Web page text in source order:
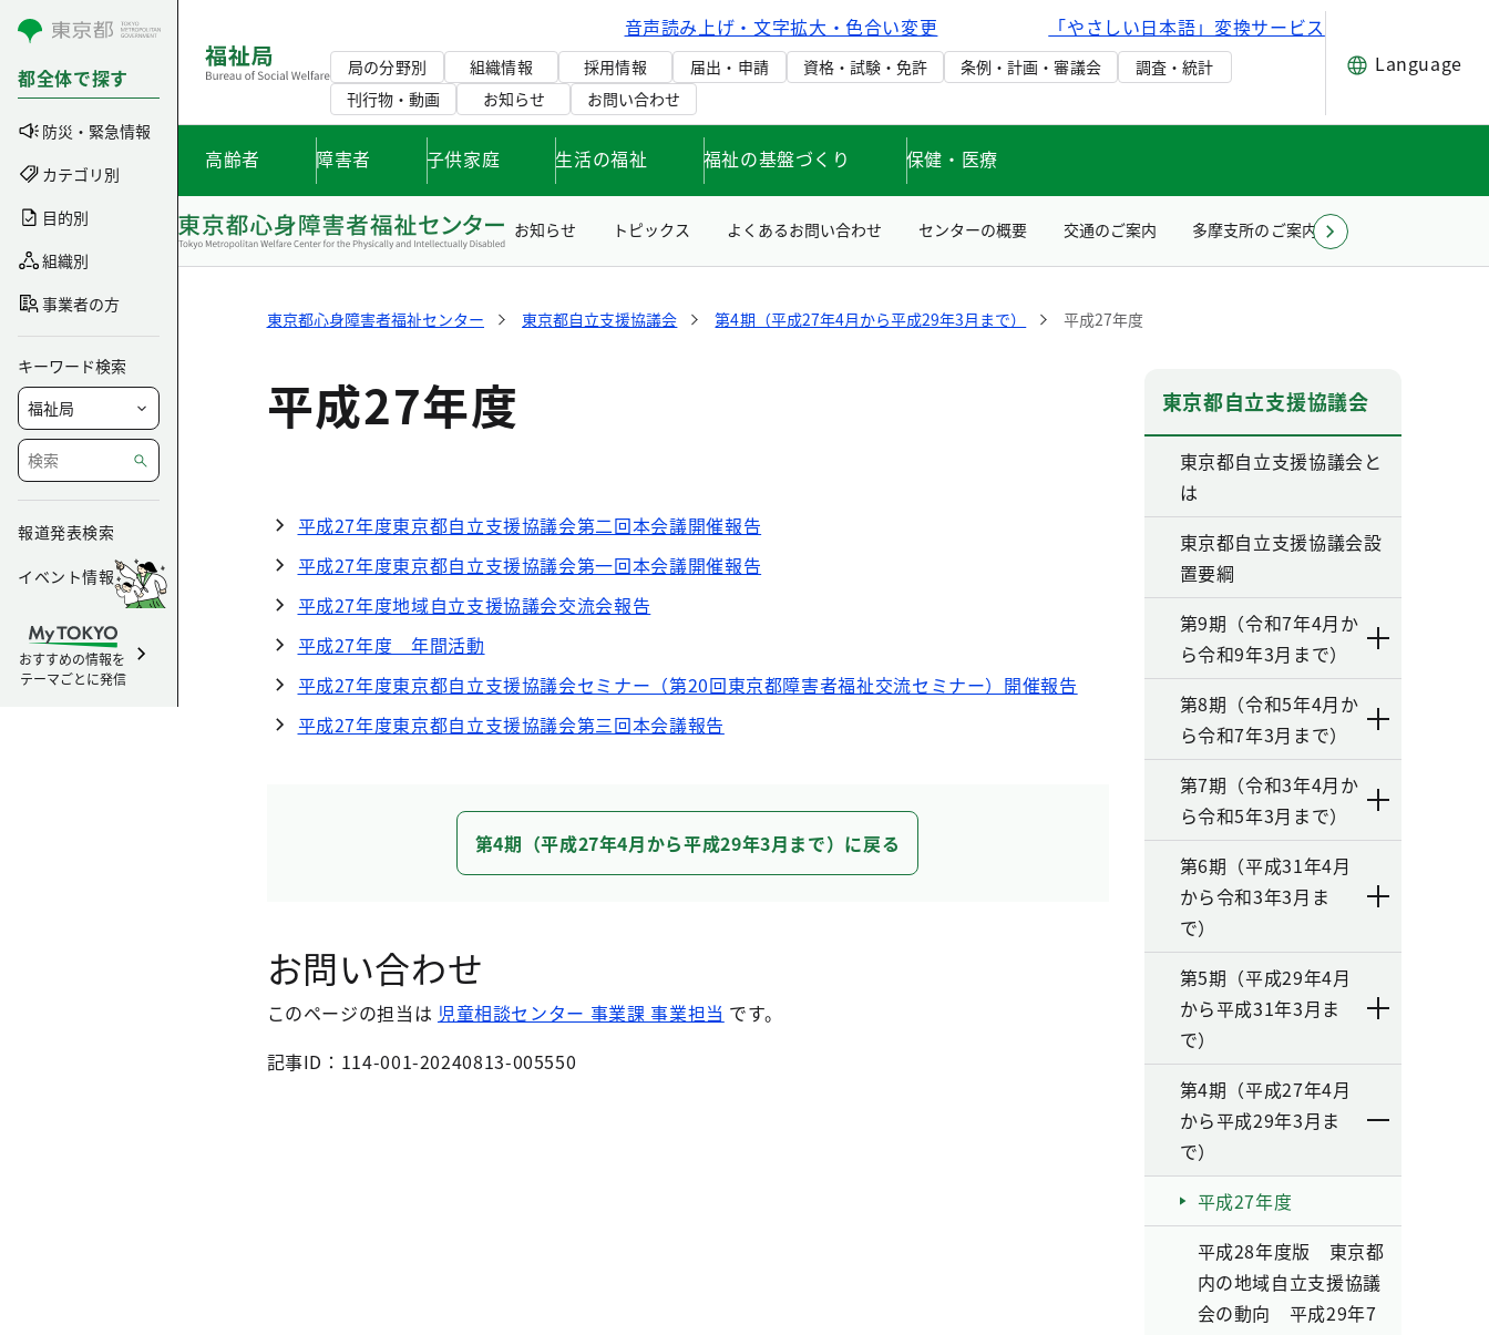
コンテンツにスキップ
都全体で探す
防災・緊急情報
カテゴリ別
目的別
組織別
事業者の方
キーワード検索
報道発表検索
イベント情報
おすすめの情報を
テーマごとに発信
音声読み上げ・文字拡大・色合い変更 「やさしい日本語」変換サービス
局の分野別 組織情報 採用情報 届出・申請 資格・試験・免許 条例・計画・審議会
調査・統計
刊行物・動画
お知らせ お問い合わせ
Language
高齢者 障害者 子供家庭 生活の福祉 福祉の基盤づくり 保健・医療
お知らせ トピックス よくあるお問い合わせ センターの概要 交通のご案内 多摩支所のご案内
東京都心身障害者福祉センター 東京都自立支援協議会 第4期（平成27年4月から平成29年3月まで） 平成27年度
平成27年度
平成27年度東京都自立支援協議会第二回本会議開催報告
平成27年度東京都自立支援協議会第一回本会議開催報告
平成27年度地域自立支援協議会交流会報告
平成27年度 年間活動
平成27年度東京都自立支援協議会セミナー（第20回東京都障害者福祉交流セミナー）開催報告
平成27年度東京都自立支援協議会第三回本会議報告
第4期（平成27年4月から平成29年3月まで）に戻る
お問い合わせ
このページの担当は 児童相談センター 事業課 事業担当 です。
記事ID：114-001-20240813-005550
東京都自立支援協議会
東京都自立支援協議会と
は
東京都自立支援協議会設
置要綱
第9期（令和7年4月か
ら令和9年3月まで）
第8期（令和5年4月か
ら令和7年3月まで）
第7期（令和3年4月か
ら令和5年3月まで）
第6期（平成31年4月
から令和3年3月ま
で）
第5期（平成29年4月
から平成31年3月ま
で）
第4期（平成27年4月
から平成29年3月ま
で）
平成27年度
平成28年度版 東京都
内の地域自立支援協議
会の動向 平成29年7